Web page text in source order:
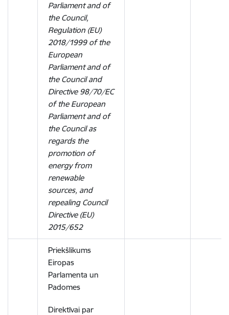
Parliament and of
the Council,
Regulation (EU)
2018/1999 of the
European
Parliament and of
the Council and
Directive 98/70/EC
of the European
Parliament and of
the Council as
regards the
promotion of
energy from
renewable
sources, and
repealing Council
Directive (EU)
2015/652
Priekšlikums
Eiropas
Parlamenta un
Padomes
Direktīvai par